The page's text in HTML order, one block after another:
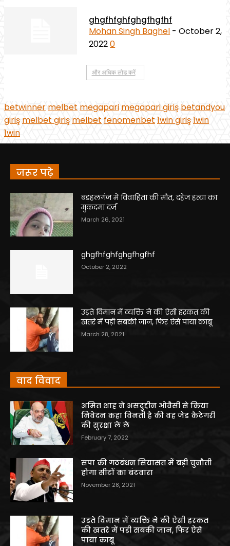
जरूर पढ़े
बड़हलगंज में विवाहिता की मौत, दहेज हत्या का
मुकदमा दर्ज
March 26, 2021
ghgfhfghfghgfhgfhf
October 2, 2022
उड़ते विमान में व्यक्ति ने की ऐसी हरकत की
खतरे में पड़ी सबकी जान, फिर ऐसे पाया काबू
March 28, 2021
वाद विवाद
अमित शाह ने असदुद्दीन ओवैसी से किया
निवेदन कहा विनती है की वह जेड कैटेगरी
की सुरक्षा ले ले
February 7, 2022
सपा की गठबंधन सियासत में बड़ी चुनौती
होगा सीटों का बंटवारा
November 28, 2021
उड़ते विमान में व्यक्ति ने की ऐसी हरकत
की खतरे में पड़ी सबकी जान, फिर ऐसे
पाया काबू